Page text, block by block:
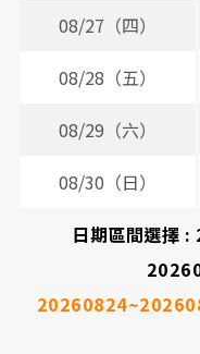
08/27（四）
08/28（五）
08/29（六）
08/30（日）
日期區間選擇 :